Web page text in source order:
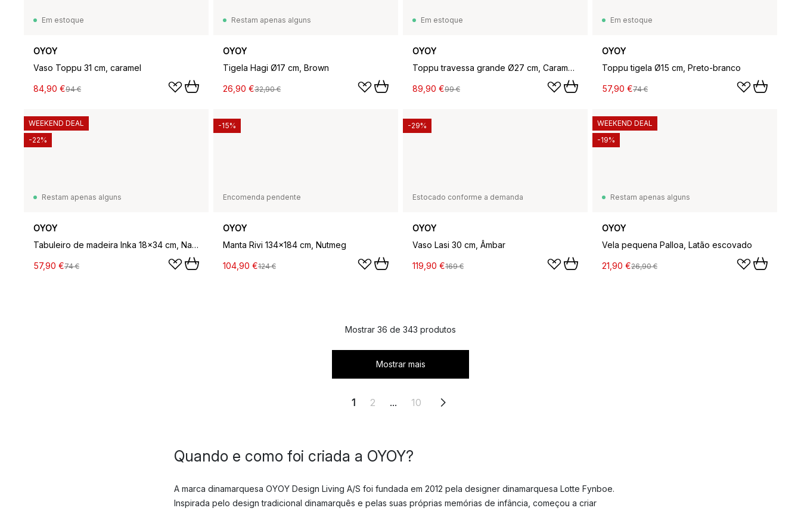
Em estoque
OYOY
Vaso Toppu 31 cm, caramel
84,90 €94 €
Restam apenas alguns
OYOY
Tigela Hagi Ø17 cm, Brown
26,90 €32,90 €
Em estoque
OYOY
Toppu travessa grande Ø27 cm, Caramel-rose
89,90 €99 €
Em estoque
OYOY
Toppu tigela Ø15 cm, Preto-branco
57,90 €74 €
Restam apenas alguns
OYOY
Tabuleiro de madeira Inka 18x34 cm, Nature
57,90 €74 €
WEEKEND DEAL
-22%
Encomenda pendente
OYOY
Manta Rivi 134x184 cm, Nutmeg
104,90 €124 €
-15%
Estocado conforme a demanda
OYOY
Vaso Lasi 30 cm, Âmbar
119,90 €169 €
-29%
Restam apenas alguns
OYOY
Vela pequena Palloa, Latão escovado
21,90 €26,90 €
WEEKEND DEAL
-19%
Mostrar 36 de 343 produtos
Mostrar mais
1 2 ... 10
Quando e como foi criada a OYOY?
A marca dinamarquesa OYOY Design Living A/S foi fundada em 2012 pela designer dinamarquesa Lotte Fynboe.
Inspirada pelo design tradicional dinamarquês e pelas suas próprias memórias de infância, começou a criar